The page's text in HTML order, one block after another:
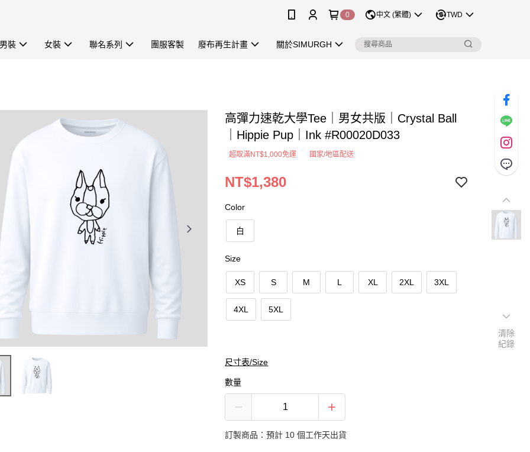
0 中文 (繁體) TWD
男裝 女裝 聯名系列 團服客製 廢布再生計畫 關於SIMURGH
高彈力速乾大學Tee｜男女共版｜Crystal Ball
｜Hippie Pup｜Ink #R00020D033
超取滿NT$1,000免運 國家/地區配送
NT$1,380
Color
白
Size
XS S M L XL 2XL 3XL
4XL 5XL
尺寸表/Size
數量
訂製商品：預計 10 個工作天出貨
清除
紀錄